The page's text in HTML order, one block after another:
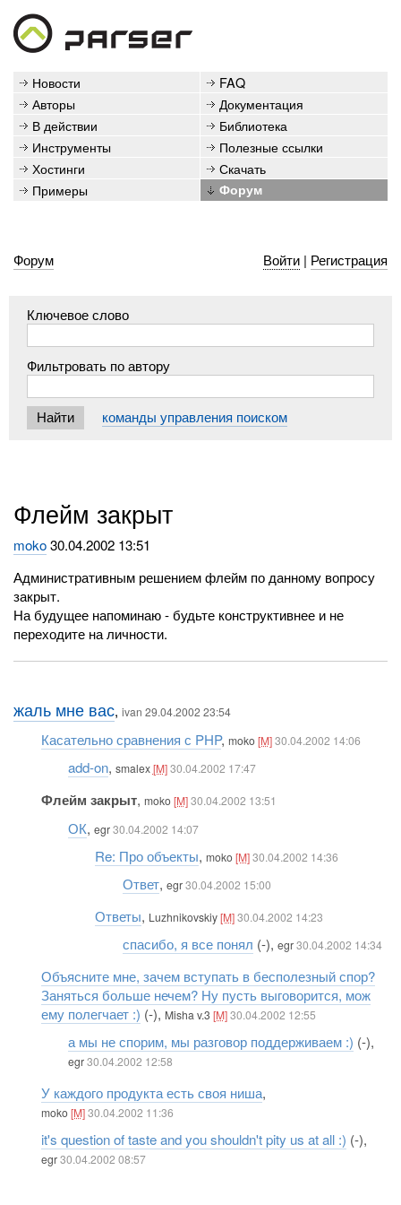
Новости
FAQ
Авторы
Документация
В действии
Библиотека
Инструменты
Полезные ссылки
Хостинги
Скачать
Примеры
Форум
Форум Войти| Регистрация
Ключевое слово
Фильтровать по автору
команды управления поиском
Флейм закрыт
moko30.04.2002 13:51
Административным решением флейм по данному вопросу
закрыт.
На будущее напоминаю - будьте конструктивнее и не
переходите на личности.
жаль мне вас,ivan 29.04.2002 23:54
Касательно сравнения с PHP, moko[M] 30.04.2002 14:06
add-on, smalex[M]30.04.2002 17:47
Флейм закрыт, moko[M] 30.04.2002 13:51
ОК, egr30.04.2002 14:07
Re: Про объекты,moko[M]30.04.2002 14:36
Ответ, egr30.04.2002 15:00
Ответы, Luzhnikovskiy[M]30.04.2002 14:23
спасибо, я все понял (-), egr30.04.2002 14:34
Объясните мне, зачем вступать в бесполезный спор?
Заняться больше нечем? Ну пусть выговорится, мож
ему полегчает :) (-), Misha v.3 [M] 30.04.2002 12:55
а мы не спорим, мы разговор поддерживаем :) (-),
egr30.04.2002 12:58
У каждого продукта есть своя ниша,
moko[M] 30.04.2002 11:36
it's question of taste and you shouldn't pity us at all :) (-),
egr30.04.2002 08:57